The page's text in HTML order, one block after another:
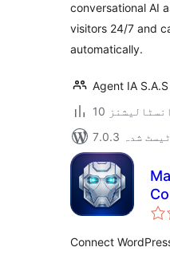
conversational AI
visitors 24/7 and
automatically.
Agent IA S.A.S
ٹیسٹ شدہ
Connect